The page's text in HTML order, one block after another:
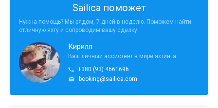
Sailica поможет
Нужна помощь? Мы рядом, 7 дней в неделю. Поможем найти
отличную яхту и сопроводим вашу сделку
Кирилл
Ваш личный ассистент в мире яхтинга
+380 (93) 4661696
booking@sailica.com